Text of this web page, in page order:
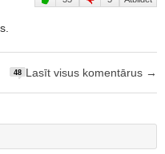
48 Lasīt visus komentārus →